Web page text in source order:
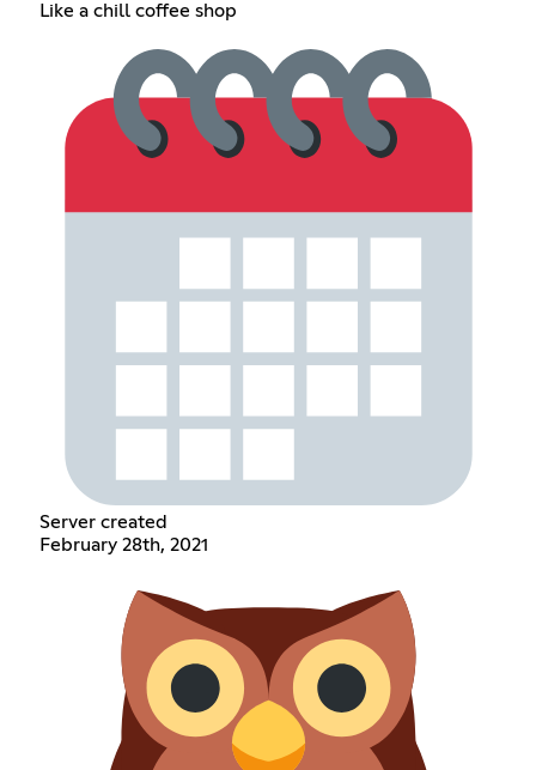
Like a chill coffee shop
Server created
February 28th, 2021